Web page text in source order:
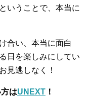
いうことで、本当に
合い、本当に面白
日を楽しみにしてい
見逃しなく！
はUNEXT ！